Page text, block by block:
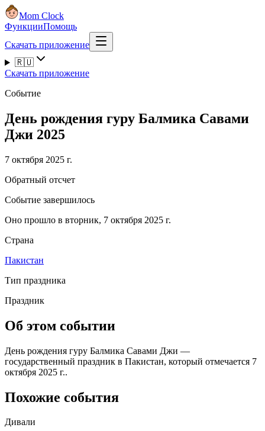
Mom Clock
ФункцииПомощь
Скачать приложение
🇷🇺
Скачать приложение
Событие
День рождения гуру Балмика Савами
Джи 2025
7 октября 2025 г.
Обратный отсчет
Событие завершилось
Оно прошло в вторник, 7 октября 2025 г.
Страна
Пакистан
Тип праздника
Праздник
Об этом событии
День рождения гуру Балмика Савами Джи —
государственный праздник в Пакистан, который отмечается 7
октября 2025 г..
Похожие события
Дивали